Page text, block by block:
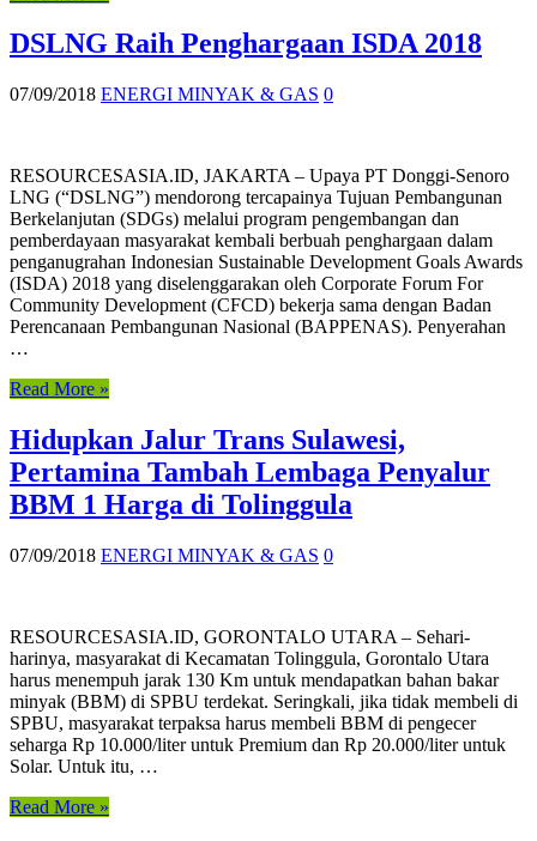
DSLNG Raih Penghargaan ISDA 2018
07/09/2018 ENERGI MINYAK & GAS 0
RESOURCESASIA.ID, JAKARTA – Upaya PT Donggi-Senoro
LNG (“DSLNG”) mendorong tercapainya Tujuan Pembangunan
Berkelanjutan (SDGs) melalui program pengembangan dan
pemberdayaan masyarakat kembali berbuah penghargaan dalam
penganugrahan Indonesian Sustainable Development Goals Awards
(ISDA) 2018 yang diselenggarakan oleh Corporate Forum For
Community Development (CFCD) bekerja sama dengan Badan
Perencanaan Pembangunan Nasional (BAPPENAS). Penyerahan
…
Read More »
Hidupkan Jalur Trans Sulawesi,
Pertamina Tambah Lembaga Penyalur
BBM 1 Harga di Tolinggula
07/09/2018 ENERGI MINYAK & GAS 0
RESOURCESASIA.ID, GORONTALO UTARA – Sehari-
harinya, masyarakat di Kecamatan Tolinggula, Gorontalo Utara
harus menempuh jarak 130 Km untuk mendapatkan bahan bakar
minyak (BBM) di SPBU terdekat. Seringkali, jika tidak membeli di
SPBU, masyarakat terpaksa harus membeli BBM di pengecer
seharga Rp 10.000/liter untuk Premium dan Rp 20.000/liter untuk
Solar. Untuk itu, …
Read More »